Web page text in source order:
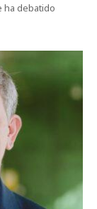
ha debatido